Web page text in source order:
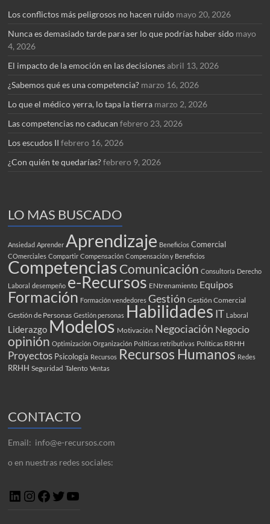
Los conflictos más peligrosos no hacen ruido mayo 20, 2026
Nunca es demasiado tarde para ser lo que podrías haber sido mayo
4, 2026
El impacto de la emoción en las decisiones abril 13, 2026
¿Sabemos qué es una competencia? marzo 16, 2026
Lo que el médico yerra, lo tapa la tierra marzo 2, 2026
Las competencias no caducan febrero 23, 2026
Los escudos II febrero 16, 2026
¿Con quién te quedarías? febrero 9, 2026
LO MAS BUSCADO
Ansiedad Aprender Aprendizaje Beneficios Comercial
COmerciales Compartir Compensación Compensación y Beneficios
Competencias Comunicación Consultoría Derecho
Laboral desempeño e-Recursos ENtrenamiento Equipos
Formación Formación vendedores Gestión Gestión Comercial
Gestión de Personas Gestión personas Habilidades IT Laboral
Liderazgo Modelos Motivación Negociación Negocio
opinión Optimización Organización Políticas retributivas Políticas RRHH
Proyectos Psicología Recursos Recursos Humanos Redes
RRHH Seguridad Talento Ventas
CONTACTO
Email: info@e-recursos.com
o en nuestras redes sociales:
LinkedInInstagram
Facebook
Twitter